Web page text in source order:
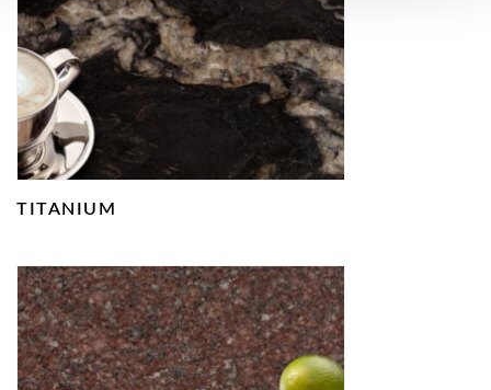
TITANIUM